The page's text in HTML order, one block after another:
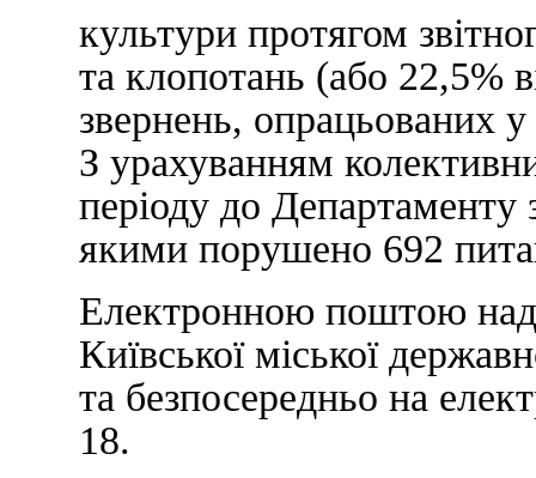
культури протягом
та клопотань (або 22,5%
звернень, опрацьованих
З урахуванням
періоду до Департаменту
якими порушено 692
Електронною поштою
Київської міської
та безпосередньо на
18.